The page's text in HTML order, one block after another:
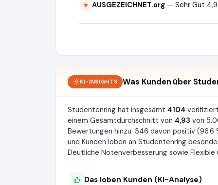
★ AUSGEZEICHNET.org — Sehr Gut
KI-INSIGHTS Was Kunden über
Studentenring hat insgesamt 4104
einem Gesamtdurchschnitt von 4,93 von
Bewertungen hinzu: 346 davon positiv (96.6
und Kunden loben an Studentenring
Deutliche Notenverbesserung sowie
Das loben Kunden (KI-Analyse)